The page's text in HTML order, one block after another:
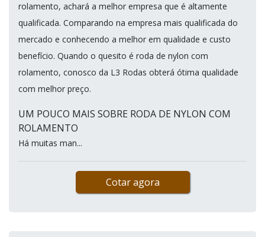
rolamento, achará a melhor empresa que é altamente
qualificada. Comparando na empresa mais qualificada do
mercado e conhecendo a melhor em qualidade e custo
benefício. Quando o quesito é roda de nylon com
rolamento, conosco da L3 Rodas obterá ótima qualidade
com melhor preço.
UM POUCO MAIS SOBRE RODA DE NYLON COM
ROLAMENTO
Há muitas man...
Cotar agora